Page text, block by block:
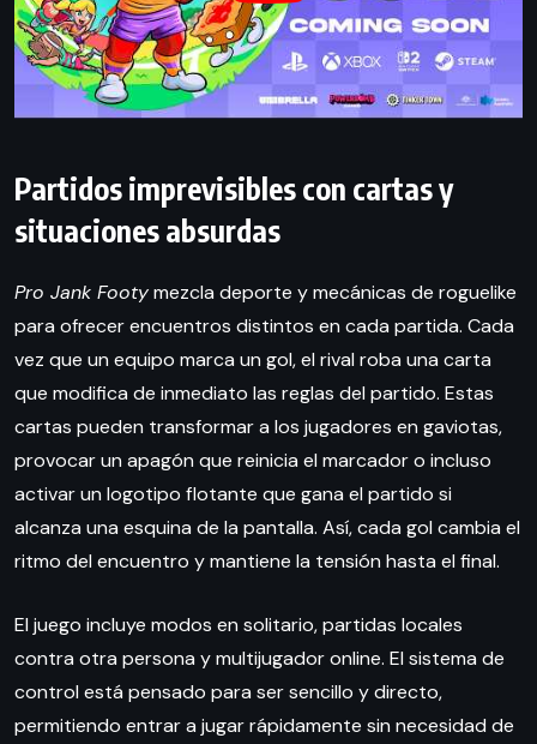
Partidos imprevisibles con cartas y
situaciones absurdas
Pro Jank Footymezcla deporte y mecánicas de roguelike
para ofrecer encuentros distintos en cada partida. Cada
vez que un equipo marca un gol, el rival roba una carta
que modifica de inmediato las reglas del partido. Estas
cartas pueden transformar a los jugadores en gaviotas,
provocar un apagón que reinicia el marcador o incluso
activar un logotipo flotante que gana el partido si
alcanza una esquina de la pantalla. Así, cada gol cambia el
ritmo del encuentro y mantiene la tensión hasta el final.
El juego incluye modos en solitario, partidas locales
contra otra persona y multijugador online. El sistema de
control está pensado para ser sencillo y directo,
permitiendo entrar a jugar rápidamente sin necesidad de